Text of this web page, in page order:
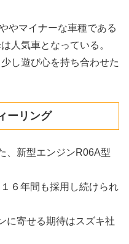
やマイナーな車種である
人気車となっている。
し遊び心を持ち合わせた
ーリング
、新型エンジンR06A型
６年間も採用し続けられ
に寄せる期待はスズキ社